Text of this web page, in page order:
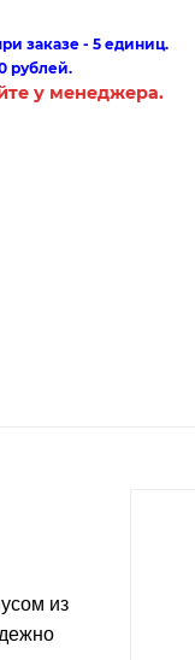
заказе - 5 единиц.
рублей.
у менеджера.
из